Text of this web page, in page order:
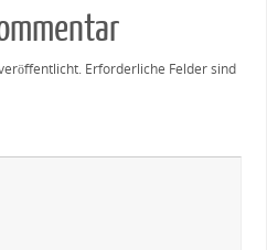
Erforderliche Felder sind